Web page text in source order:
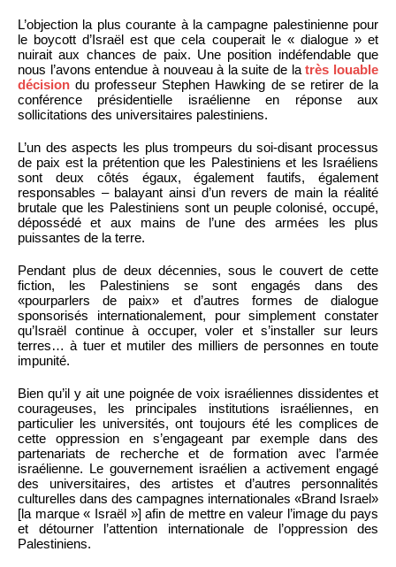
L’objection la plus courante à la campagne palestinienne pour
le boycott d’Israël est que cela couperait le « dialogue » et
nuirait aux chances de paix. Une position indéfendable que
nous l’avons entendue à nouveau à la suite de latrès louable
décision du professeur Stephen Hawking de se retirer de la
conférence présidentielle israélienne en réponse aux
sollicitations des universitaires palestiniens.
L’un des aspects les plus trompeurs du soi-disant processus
de paix est la prétention que les Palestiniens et les Israéliens
sont deux côtés égaux, également fautifs, également
responsables – balayant ainsi d’un revers de main la réalité
brutale que les Palestiniens sont un peuple colonisé, occupé,
dépossédé et aux mains de l’une des armées les plus
puissantes de la terre.
Pendant plus de deux décennies, sous le couvert de cette
fiction, les Palestiniens se sont engagés dans des
«pourparlers de paix» et d’autres formes de dialogue
sponsorisés internationalement, pour simplement constater
qu’Israël continue à occuper, voler et s’installer sur leurs
terres… à tuer et mutiler des milliers de personnes en toute
impunité.
Bien qu’il y ait une poignée de voix israéliennes dissidentes et
courageuses, les principales institutions israéliennes, en
particulier les universités, ont toujours été les complices de
cette oppression en s’engageant par exemple dans des
partenariats de recherche et de formation avec l’armée
israélienne. Le gouvernement israélien a activement engagé
des universitaires, des artistes et d’autres personnalités
culturelles dans des campagnes internationales «Brand Israel»
[la marque « Israël »] afin de mettre en valeur l’image du pays
et détourner l’attention internationale de l’oppression des
Palestiniens.